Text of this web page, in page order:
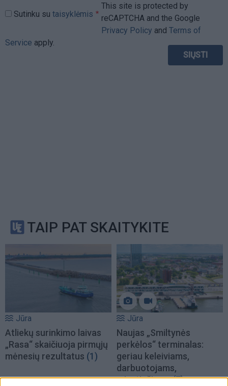
Sutinku su taisyklėmis
This site is protected by
reCAPTCHA and the Google
Privacy Policy and Terms of
Service apply.
TAIP PAT SKAITYKITE
Jūra
Atliekų surinkimo laivas
„Rasa“ skaičiuoja pirmųjų
mėnesių rezultatus (1)
Jūra
Naujas „Smiltynės
perkėlos“ terminalas:
geriau keleiviams,
darbuotojams,
miestiečiams(7)